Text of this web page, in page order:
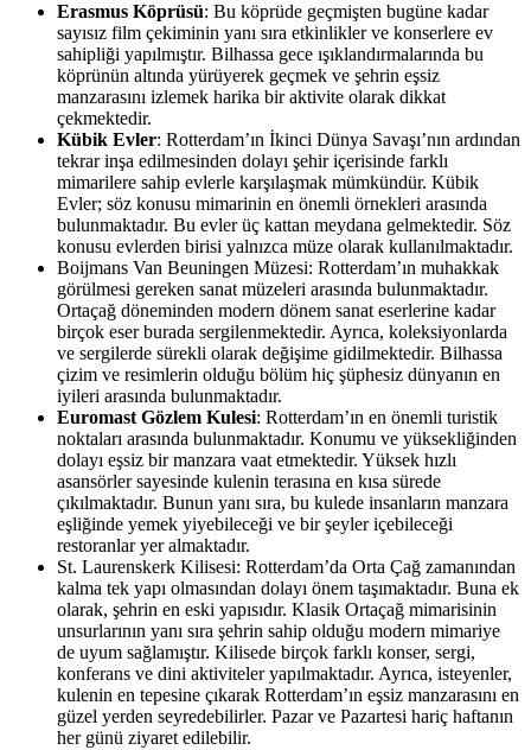
Erasmus Köprüsü: Bu köprüde geçmişten bugüne kadar
sayısız film çekiminin yanı sıra etkinlikler ve konserlere ev
sahipliği yapılmıştır. Bilhassa gece ışıklandırmalarında bu
köprünün altında yürüyerek geçmek ve şehrin eşsiz
manzarasını izlemek harika bir aktivite olarak dikkat
çekmektedir.
Kübik Evler: Rotterdam’ın İkinci Dünya Savaşı’nın ardından
tekrar inşa edilmesinden dolayı şehir içerisinde farklı
mimarilere sahip evlerle karşılaşmak mümkündür. Kübik
Evler; söz konusu mimarinin en önemli örnekleri arasında
bulunmaktadır. Bu evler üç kattan meydana gelmektedir. Söz
konusu evlerden birisi yalnızca müze olarak kullanılmaktadır.
Boijmans Van Beuningen Müzesi: Rotterdam’ın muhakkak
görülmesi gereken sanat müzeleri arasında bulunmaktadır.
Ortaçağ döneminden modern dönem sanat eserlerine kadar
birçok eser burada sergilenmektedir. Ayrıca, koleksiyonlarda
ve sergilerde sürekli olarak değişime gidilmektedir. Bilhassa
çizim ve resimlerin olduğu bölüm hiç şüphesiz dünyanın en
iyileri arasında bulunmaktadır.
Euromast Gözlem Kulesi: Rotterdam’ın en önemli turistik
noktaları arasında bulunmaktadır. Konumu ve yüksekliğinden
dolayı eşsiz bir manzara vaat etmektedir. Yüksek hızlı
asansörler sayesinde kulenin terasına en kısa sürede
çıkılmaktadır. Bunun yanı sıra, bu kulede insanların manzara
eşliğinde yemek yiyebileceği ve bir şeyler içebileceği
restoranlar yer almaktadır.
St. Laurenskerk Kilisesi: Rotterdam’da Orta Çağ zamanından
kalma tek yapı olmasından dolayı önem taşımaktadır. Buna ek
olarak, şehrin en eski yapısıdır. Klasik Ortaçağ mimarisinin
unsurlarının yanı sıra şehrin sahip olduğu modern mimariye
de uyum sağlamıştır. Kilisede birçok farklı konser, sergi,
konferans ve dini aktiviteler yapılmaktadır. Ayrıca, isteyenler,
kulenin en tepesine çıkarak Rotterdam’ın eşsiz manzarasını en
güzel yerden seyredebilirler. Pazar ve Pazartesi hariç haftanın
her günü ziyaret edilebilir.